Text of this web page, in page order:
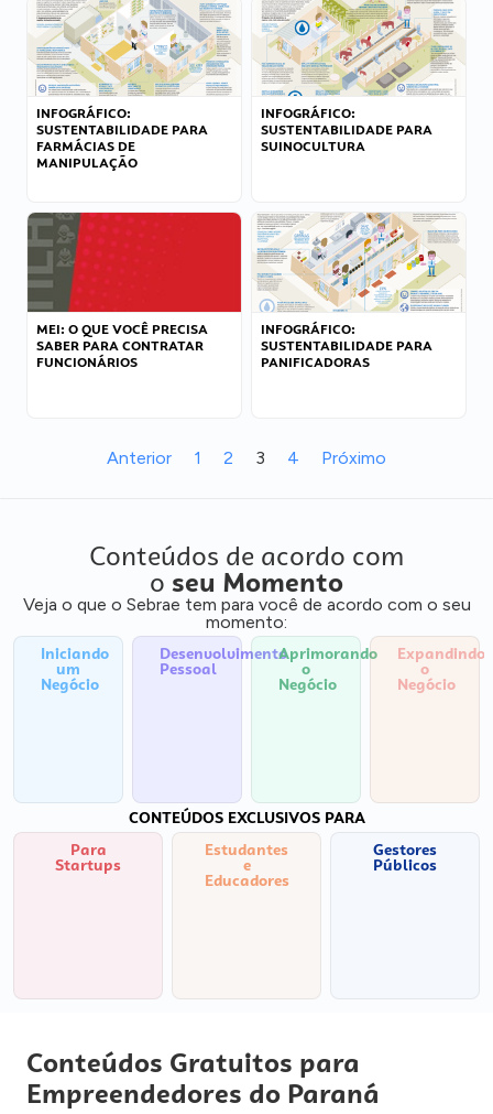
INFOGRÁFICO:
SUSTENTABILIDADE PARA
FARMÁCIAS DE
MANIPULAÇÃO
INFOGRÁFICO:
SUSTENTABILIDADE PARA
SUINOCULTURA
MEI: O QUE VOCÊ PRECISA
SABER PARA CONTRATAR
FUNCIONÁRIOS
INFOGRÁFICO:
SUSTENTABILIDADE PARA
PANIFICADORAS
Anterior 1 2 3 4 Próximo
Conteúdos de acordo com
o seu Momento
Veja o que o Sebrae tem para você de acordo com o seu
momento:
Iniciando
um
Negócio
Desenvolvimento
Pessoal
Aprimorando
o
Negócio
Expandindo
o
Negócio
CONTEÚDOS EXCLUSIVOS PARA
Para
Startups
Estudantes
e
Educadores
Gestores
Públicos
Conteúdos Gratuitos para
Empreendedores do Paraná